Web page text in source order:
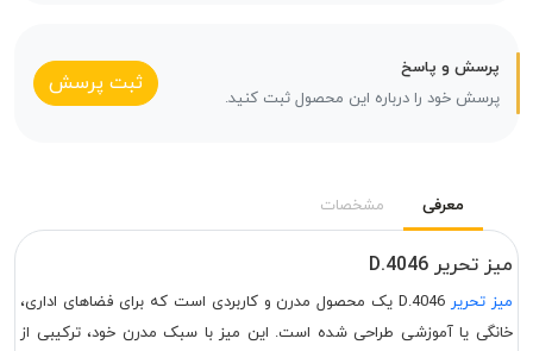
پرسش و پاسخ
پرسش خود را درباره این محصول ثبت کنید.
ثبت پرسش
معرفی مشخصات
میز تحریر D.4046
میز تحریر
D.4046 یک محصول مدرن و کاربردی است که برای فضاهای اداری،
خانگی یا آموزشی طراحی شده است. این میز با سبک مدرن خود، ترکیبی از